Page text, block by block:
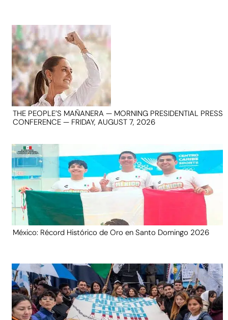
THE PEOPLE’S MAÑANERA — MORNING PRESIDENTIAL PRESS
CONFERENCE — FRIDAY, AUGUST 7, 2026
México: Récord Histórico de Oro en Santo Domingo 2026